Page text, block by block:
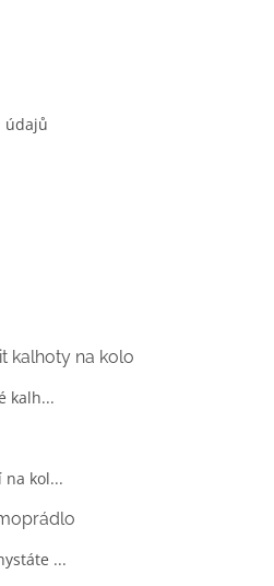
údajů
kalhoty na kolo
kalh...
na kol...
...